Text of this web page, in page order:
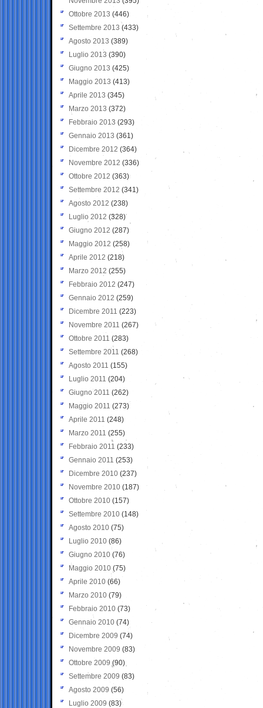
Ottobre 2013 (446)
Settembre 2013 (433)
Agosto 2013 (389)
Luglio 2013 (390)
Giugno 2013 (425)
Maggio 2013 (413)
Aprile 2013 (345)
Marzo 2013 (372)
Febbraio 2013 (293)
Gennaio 2013 (361)
Dicembre 2012 (364)
Novembre 2012 (336)
Ottobre 2012 (363)
Settembre 2012 (341)
Agosto 2012 (238)
Luglio 2012 (328)
Giugno 2012 (287)
Maggio 2012 (258)
Aprile 2012 (218)
Marzo 2012 (255)
Febbraio 2012 (247)
Gennaio 2012 (259)
Dicembre 2011 (223)
Novembre 2011 (267)
Ottobre 2011 (283)
Settembre 2011 (268)
Agosto 2011 (155)
Luglio 2011 (204)
Giugno 2011 (262)
Maggio 2011 (273)
Aprile 2011 (248)
Marzo 2011 (255)
Febbraio 2011 (233)
Gennaio 2011 (253)
Dicembre 2010 (237)
Novembre 2010 (187)
Ottobre 2010 (157)
Settembre 2010 (148)
Agosto 2010 (75)
Luglio 2010 (86)
Giugno 2010 (76)
Maggio 2010 (75)
Aprile 2010 (66)
Marzo 2010 (79)
Febbraio 2010 (73)
Gennaio 2010 (74)
Dicembre 2009 (74)
Novembre 2009 (83)
Ottobre 2009 (90)
Settembre 2009 (83)
Agosto 2009 (56)
Luglio 2009 (83)